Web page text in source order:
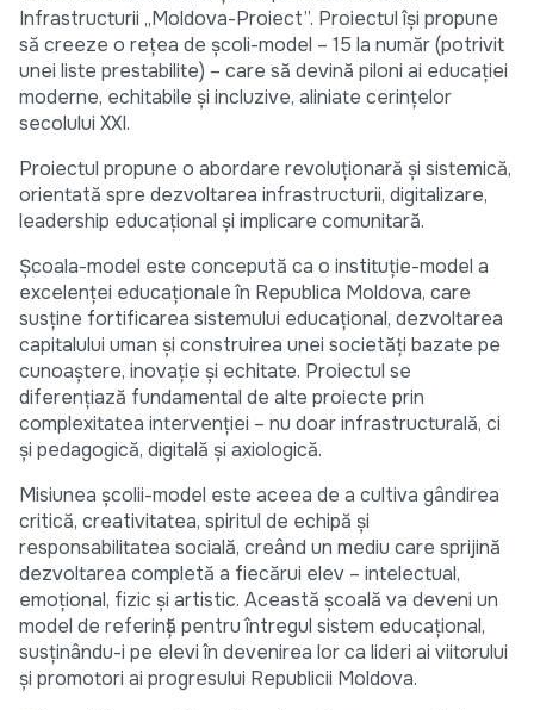
Infrastructurii „Moldova-Proiect”. Proiectul își propune
să creeze o rețea de școli-model – 15 la număr (potrivit
unei liste prestabilite) – care să devină piloni ai educației
moderne, echitabile și incluzive, aliniate cerințelor
secolului XXI.
Proiectul propune o abordare revoluționară și sistemică,
orientată spre dezvoltarea infrastructurii, digitalizare,
leadership educațional și implicare comunitară.
Școala-model este concepută ca o instituție-model a
excelenței educaționale în Republica Moldova, care
susține fortificarea sistemului educațional, dezvoltarea
capitalului uman și construirea unei societăți bazate pe
cunoaștere, inovație și echitate. Proiectul se
diferențiază fundamental de alte proiecte prin
complexitatea intervenției – nu doar infrastructurală, ci
și pedagogică, digitală și axiologică.
Misiunea școlii-model este aceea de a cultiva gândirea
critică, creativitatea, spiritul de echipă și
responsabilitatea socială, creând un mediu care sprijină
dezvoltarea completă a fiecărui elev – intelectual,
emoțional, fizic și artistic. Această școală va deveni un
model de referință pentru întregul sistem educațional,
susținându-i pe elevi în devenirea lor ca lideri ai viitorului
și promotori ai progresului Republicii Moldova.